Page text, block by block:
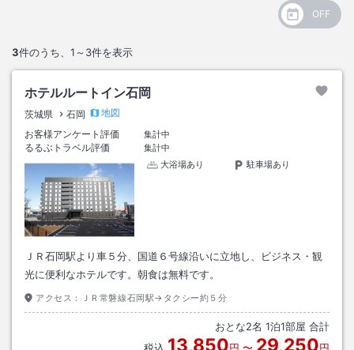
3件のうち、 1～3件を表示
ホテルルートイン石岡
茨城県 石岡
地図
お客様アンケート評価
集計中
るるぶトラベル評価
集計中
大浴場あり
駐車場あり
ＪＲ石岡駅より車５分、国道６号線沿いに立地し、ビジネス・観
光に便利なホテルです。朝食は無料です。
アクセス： ＪＲ常磐線石岡駅→タクシー約５分
おとな2名 1泊1部屋 合計
税込 13,850円 〜 29,250円